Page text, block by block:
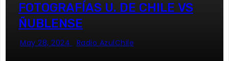
FOTOGRAFÍAS U. DE CHILE VS
ÑUBLENSE
May 28, 2024 Radio AzulChile